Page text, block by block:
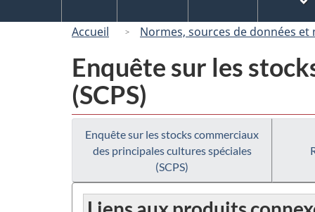
Accueil Normes, sources de données et
Enquête sur les
(SCPS)
Enquête sur les stocks commerciaux
des principales cultures spéciales
(SCPS)